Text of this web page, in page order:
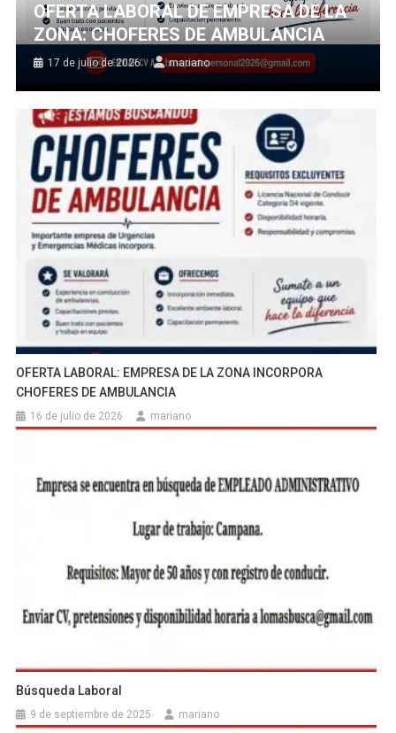
OFERTA LABORAL DE EMPRESA DE LA
ZONA: CHOFERES DE AMBULANCIA
17 de julio de 2026 mariano
OFERTA LABORAL: EMPRESA DE LA ZONA INCORPORA
CHOFERES DE AMBULANCIA
16 de julio de 2026 mariano
Búsqueda Laboral
9 de septiembre de 2025 mariano